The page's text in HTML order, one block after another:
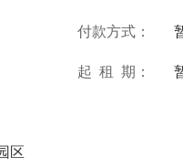
付款方式：
起 租 期：
区